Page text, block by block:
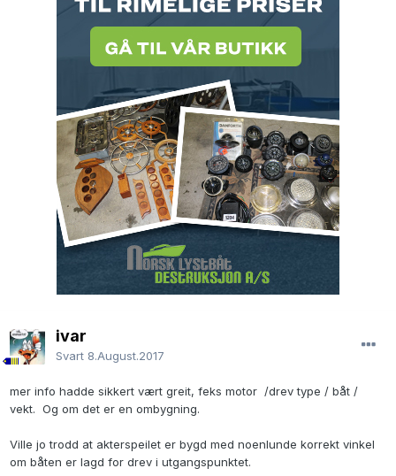
ivar
Svart 8.August.2017
mer info hadde sikkert vært greit, feks motor /drev type / båt /
vekt. Og om det er en ombygning.
Ville jo trodd at akterspeilet er bygd med noenlunde korrekt vinkel
om båten er lagd for drev i utgangspunktet.